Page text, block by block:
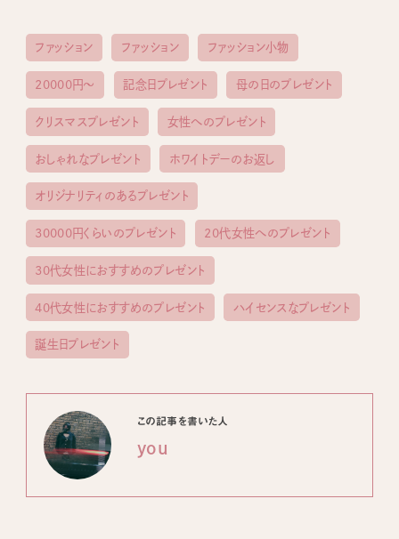
ファッション ファッション ファッション小物
20000円〜 記念日プレゼント 母の日のプレゼント
クリスマスプレゼント 女性へのプレゼント
おしゃれなプレゼント ホワイトデーのお返し
オリジナリティのあるプレゼント
30000円くらいのプレゼント 20代女性へのプレゼント
30代女性におすすめのプレゼント
40代女性におすすめのプレゼント ハイセンスなプレゼント
誕生日プレゼント
この記事を書いた人
you